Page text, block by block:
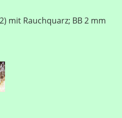
mit Rauchquarz; BB 2 mm